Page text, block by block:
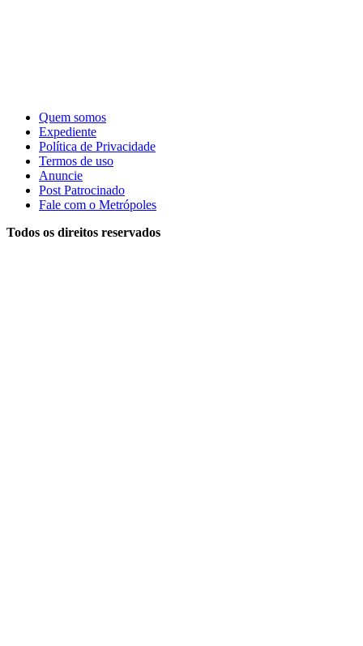
Quem somos
Expediente
Política de Privacidade
Termos de uso
Anuncie
Post Patrocinado
Fale com o Metrópoles
Todos os direitos reservados